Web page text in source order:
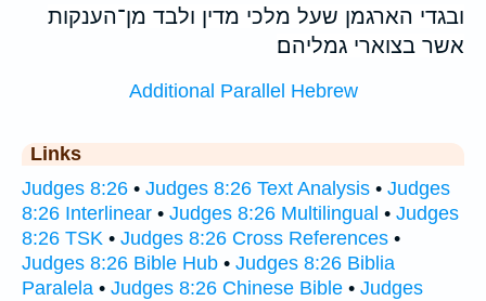
ובגדי הארגמן שעל מלכי מדין ולבד מן־הענקות
אשר בצוארי גמליהם׃
Additional Parallel Hebrew
Links
Judges 8:26 • Judges 8:26 Text Analysis • Judges
8:26 Interlinear • Judges 8:26 Multilingual • Judges
8:26 TSK • Judges 8:26 Cross References •
Judges 8:26 Bible Hub • Judges 8:26 Biblia
Paralela • Judges 8:26 Chinese Bible • Judges